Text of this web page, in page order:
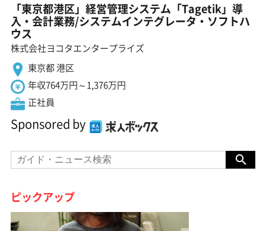
「東京都港区」経営管理システム「Tagetik」導
入・会計業務/システムインテグレータ・ソフトハ
ウス
株式会社ヨコタエンタープライズ
東京都 港区
年収764万円～1,376万円
正社員
Sponsored by
ピックアップ